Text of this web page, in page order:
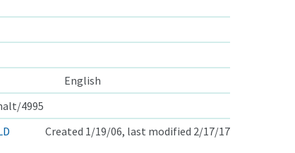
English
4995
Created 1/19/06, last modified 2/17/17